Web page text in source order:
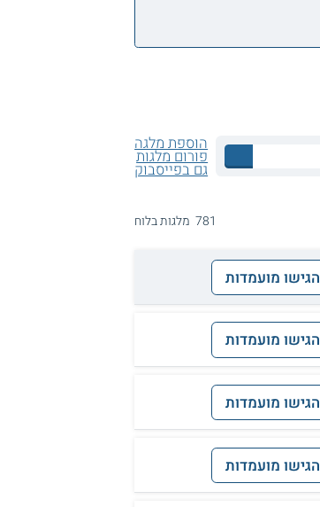
הוספת מלגה
פורום מלגות
גם בפייסבוק
781 מלגות בלוח
הגישו מועמדות
הגישו מועמדות
הגישו מועמדות
הגישו מועמדות